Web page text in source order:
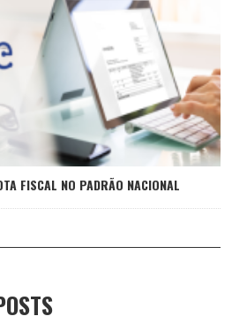
FISCAL NO PADRÃO NACIONAL